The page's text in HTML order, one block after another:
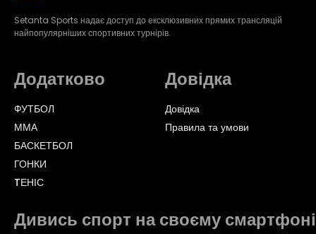
Setanta Sports надає доступ до ексклюзивних прямих трансляцій
найпопулярніших спортивних турнірів.
Додатково
ФУТБОЛ
ММА
БАСКЕТБОЛ
ГОНКИ
TЕНІС
Довідка
Довідка
Правила та умови
Дивись спорт на своєму смартфоні